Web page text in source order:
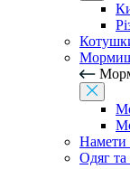
Намети
Одяг та